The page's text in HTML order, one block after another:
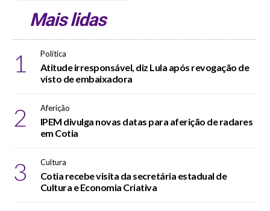
Mais lidas
1 Política
Atitude irresponsável, diz Lula após revogação de
visto de embaixadora
2 Aferição
IPEM divulga novas datas para aferição de radares
em Cotia
3 Cultura
Cotia recebe visita da secretária estadual de
Cultura e Economia Criativa